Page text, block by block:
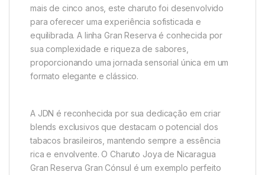
mais de cinco anos, este charuto foi desenvolvido
para oferecer uma experiência sofisticada e
equilibrada. A linha Gran Reserva é conhecida por
sua complexidade e riqueza de sabores,
proporcionando uma jornada sensorial única em um
formato elegante e clássico.
A JDN é reconhecida por sua dedicação em criar
blends exclusivos que destacam o potencial dos
tabacos brasileiros, mantendo sempre a essência
rica e envolvente. O Charuto Joya de Nicaragua
Gran Reserva Gran Cónsul é um exemplo perfeito